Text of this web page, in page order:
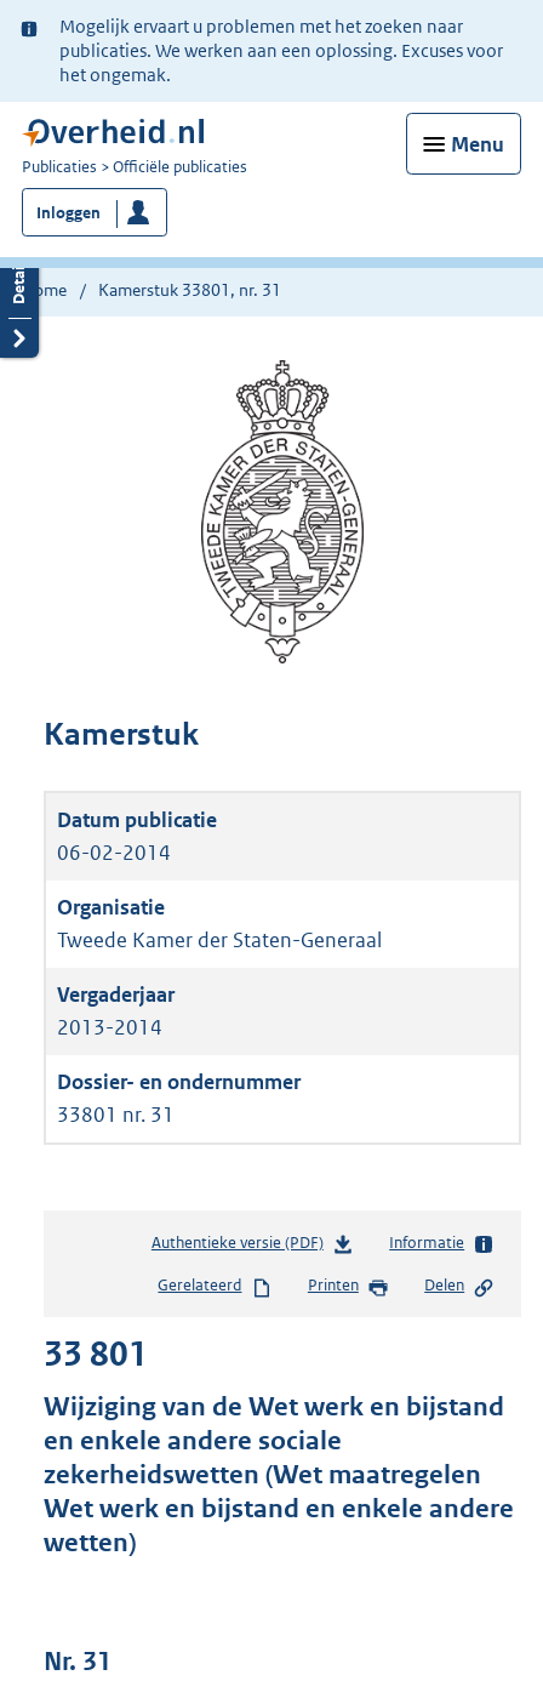
Ter
informatie:
Mogelijk ervaart u problemen met het zoeken naar
publicaties. We werken aan een oplossing. Excuses voor
het ongemak.
Menu
U
bent
nu
hier:
Publicaties Officiële publicaties
Inloggen
Home Kamerstuk 33801, nr. 31
Kamerstuk
06-02-2014
Tweede Kamer der Staten-Generaal
2013-2014
33801 nr. 31
Authentieke versie (PDF)b
s
s
g
o
Informatie
Gerelateerd Printen Delen
33 801
Wijziging van de Wet werk en bijstand
en enkele andere sociale
zekerheidswetten (Wet maatregelen
Wet werk en bijstand en enkele andere
wetten)
Nr. 31